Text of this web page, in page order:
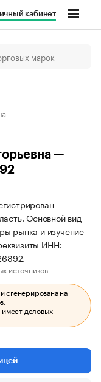
кабинет
—
Основной вид
рынка и изучение
ИНН:
источников.
сгенерирована на
имеет деловых